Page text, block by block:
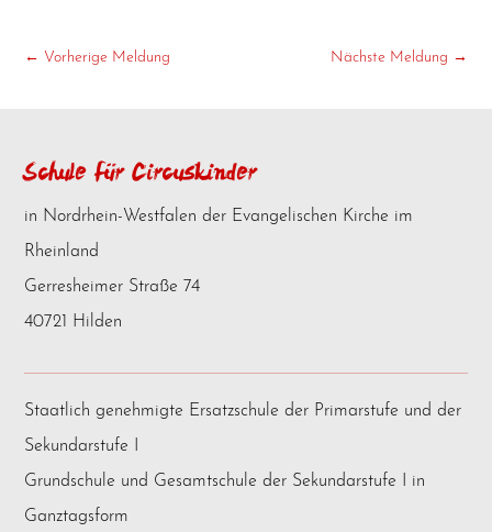
←Vorherige Meldung Nächste Meldung →
Schule für Circuskinder
in Nordrhein-Westfalen der Evangelischen Kirche im
Rheinland
Gerresheimer Straße 74
40721 Hilden
Staatlich genehmigte Ersatzschule der Primarstufe und der
Sekundarstufe I
Grundschule und Gesamtschule der Sekundarstufe I in
Ganztagsform